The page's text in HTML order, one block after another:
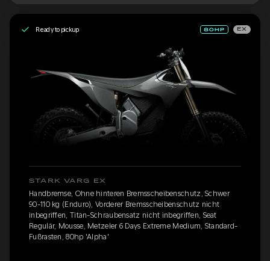
Ready to pickup EX
STARK VARG EX
Handbremse, Ohne hinteren Bremsscheibenschutz, Schwer
90-110 kg (Enduro), Vorderer Bremsscheibenschutz nicht
inbegriffen, Titan-Schraubensatz nicht inbegriffen, Seat
Regulär, Mousse, Metzeler 6 Days Extreme Medium, Standard-
Fußrasten, 80hp 'Alpha'